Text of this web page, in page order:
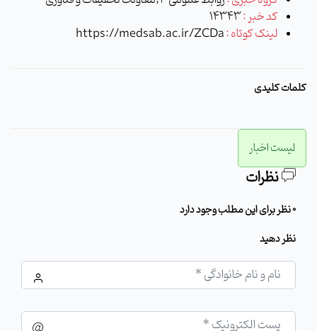
کد خبر :14343
لینک کوتاه :https://medsab.ac.ir/ZCDa
کلمات کلیدی
لیست اخبار
نظرات
0 نظر برای این مطلب وجود دارد
نظر دهید